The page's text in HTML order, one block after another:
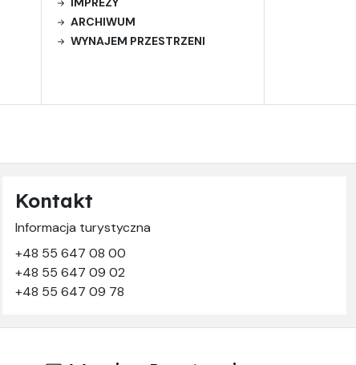
ARCHIWUM
WYNAJEM PRZESTRZENI
Kontakt
Informacja turystyczna
+48 55 647 08 00
+48 55 647 09 02
+48 55 647 09 78